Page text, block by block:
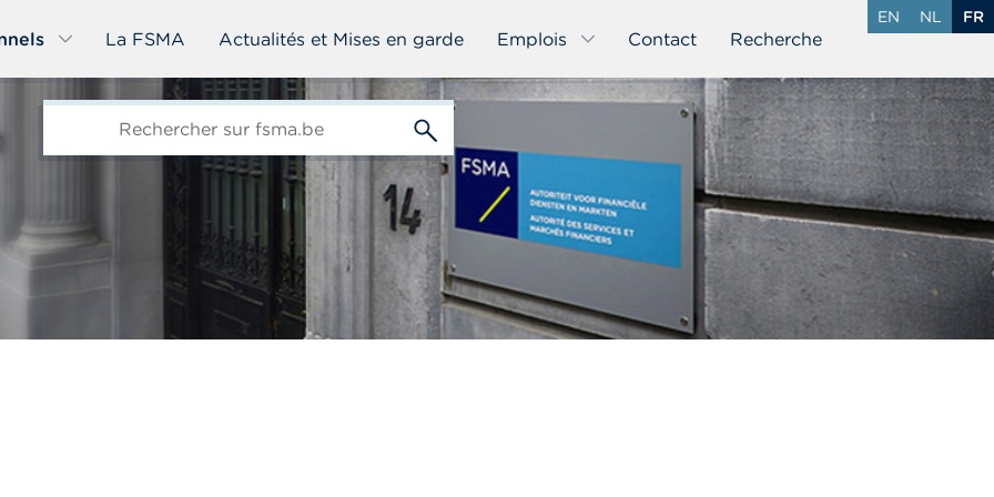
La FSMA Actualités et Mises en garde Emplois Contact Recherche
EN NL FR